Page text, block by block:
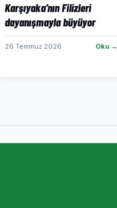
Karşıyaka’nın Filizleri
dayanışmayla büyüyor
26 Temmuz 2026 Oku →